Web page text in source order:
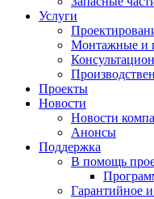
Услуги
Монтажные и
Проекты
Новости
Новости
Анонсы
Поддержка
В помощь
Гарантийное